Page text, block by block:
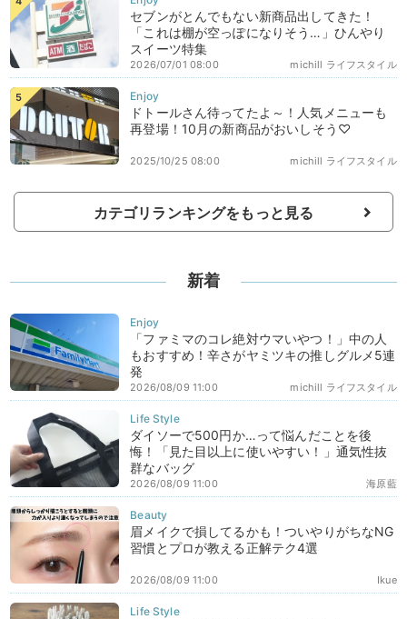
セブンがとんでもない新商品出してきた！
「これは棚が空っぽになりそう…」ひんやり
スイーツ特集
michill ライフスタイル
2026/07/01 08:00
ドトールさん待ってたよ～！人気メニューも
再登場！10月の新商品がおいしそう♡
michill ライフスタイル
2025/10/25 08:00
カテゴリランキングをもっと見る
新着
「ファミマのコレ絶対ウマいやつ！」中の人
もおすすめ！辛さがヤミツキの推しグルメ5連
発
michill ライフスタイル
2026/08/09 11:00
ダイソーで500円か…って悩んだことを後
悔！「見た目以上に使いやすい！」通気性抜
群なバッグ
海原藍
2026/08/09 11:00
眉メイクで損してるかも！ついやりがちなNG
習慣とプロが教える正解テク4選
Ikue
2026/08/09 11:00